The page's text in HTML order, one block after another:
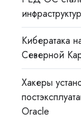
Кибератака
Северной
Хакеры
Oracle